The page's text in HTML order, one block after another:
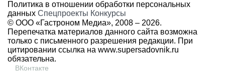
Политика в отношении обработки персональных
данных Спецпроекты Конкурсы
© ООО «Гастроном Медиа», 2008 – 2026.
Перепечатка материалов данного сайта возможна
только с письменного разрешения редакции. При
цитировании ссылка на www.supersadovnik.ru
обязательна.
ВКонтакте